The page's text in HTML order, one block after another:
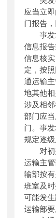
应当立
门报告
事发
信息报
信息核
定，按
通运输
地其他
涉及相
部门应
门。事
规定逐
对初
运输主
输部按
班室及
可能发
运输部